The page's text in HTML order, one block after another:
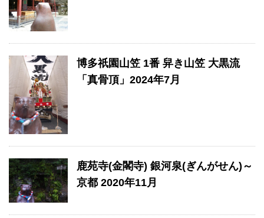
博多祇園山笠 1番 舁き山笠 大黒流
「真骨頂」2024年7月
鹿苑寺(金閣寺) 銀河泉(ぎんがせん)～
京都 2020年11月